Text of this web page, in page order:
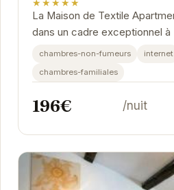
★★★★★
La Maison de Textile
dans un cadre exceptionnel à
livre. Cet appartement allie le
chambres-non-fumeurs internet
chambres-familiales
196€ /nuit